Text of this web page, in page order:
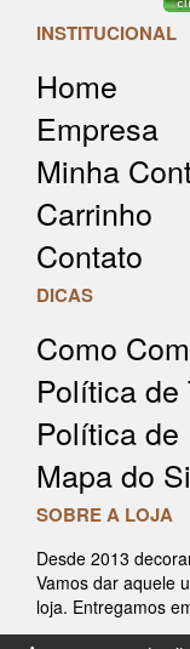
INSTITUCIONAL
Home
Empresa
Minha
Carrinho
Contato
DICAS
Como
Política de
Política
Mapa do
SOBRE A LOJA
Desde 2013
Vamos dar aquele
loja. Entregamos